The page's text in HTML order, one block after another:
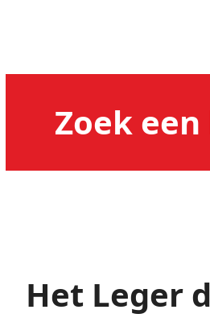
Zoek
Het Leger